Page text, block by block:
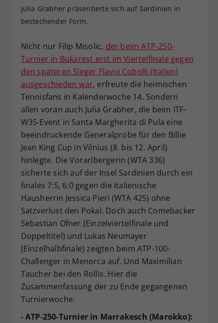
Julia Grabher präsentierte sich auf Sardinien in
bestechender Form.
Nicht nur Filip Misolic, der beim ATP-250-
Turnier in Bukarest erst im Viertelfinale gegen
den späteren Sieger Flavio Cobolli (Italien)
ausgeschieden war, erfreute die heimischen
Tennisfans in Kalenderwoche 14. Sondern
allen voran auch Julia Grabher, die beim ITF-
W35-Event in Santa Margherita di Pula eine
beeindruckende Generalprobe für den Billie
Jean King Cup in Vilnius (8. bis 12. April)
hinlegte. Die Vorarlbergerin (WTA 336)
sicherte sich auf der Insel Sardinien durch ein
finales 7:5, 6:0 gegen die italienische
Hausherrin Jessica Pieri (WTA 425) ohne
Satzverlust den Pokal. Doch auch Comebacker
Sebastian Ofner (Einzelviertelfinale und
Doppeltitel) und Lukas Neumayer
(Einzelhalbfinale) zeigten beim ATP-100-
Challenger in Menorca auf. Und Maximilian
Taucher bei den Rollis. Hier die
Zusammenfassung der zu Ende gegangenen
Turnierwoche.
- ATP-250-Turnier in Marrakesch (Marokko):
Zweck
Dieser Wert speichert Ihre Consent-
Einstellungen. Unter anderem eine
historische Speicherung Ihrer
vorgenommen Einstellungen, falls der
Webseiten-Betreiber dies eingestellt
hat.